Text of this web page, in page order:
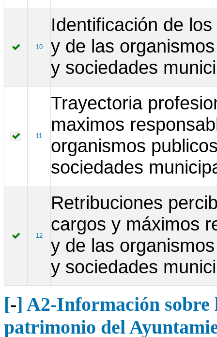
10
Identificación de
y de las
y sociedades
11
Trayectoria
maximos
organismos
sociedades
12
Retribuciones
cargos y máximos
y de las
y sociedades
[-] A2-Información sobre
patrimonio del